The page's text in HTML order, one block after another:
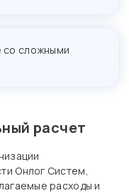
со сложными
расчет
Онлог Систем,
расходы и